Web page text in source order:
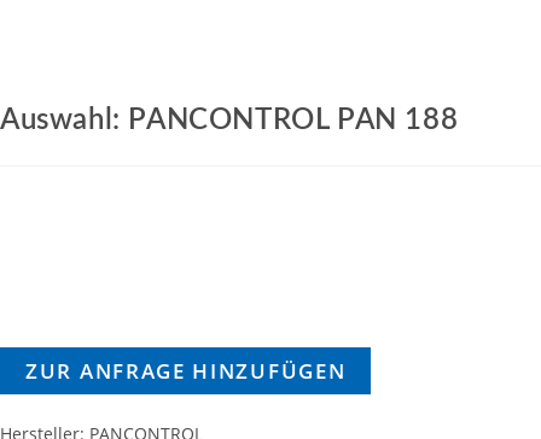
Auswahl: PANCONTROL PAN 188
ZUR ANFRAGE HINZUFÜGEN
Hersteller: PANCONTROL